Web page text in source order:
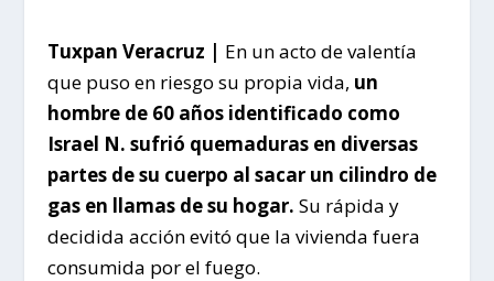
Tuxpan Veracruz | En un acto de valentía
que puso en riesgo su propia vida, un
hombre de 60 años identificado como
Israel N. sufrió quemaduras en diversas
partes de su cuerpo al sacar un cilindro de
gas en llamas de su hogar. Su rápida y
decidida acción evitó que la vivienda fuera
consumida por el fuego.